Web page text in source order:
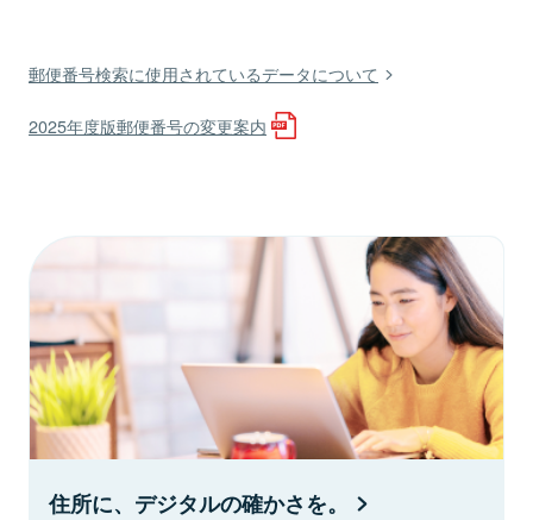
郵便番号検索に使用されているデータについて
2025年度版郵便番号の変更案内
住所に、デジタルの確かさを。